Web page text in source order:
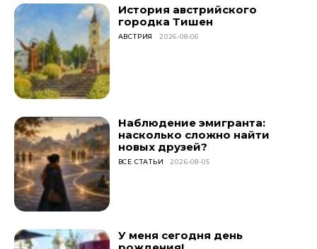
История австрийского
городка Тишен
АВСТРИЯ 2026-08-06
Наблюдение эмигранта:
насколько сложно найти
новых друзей?
ВСЕ СТАТЬИ 2026-08-05
У меня сегодня день